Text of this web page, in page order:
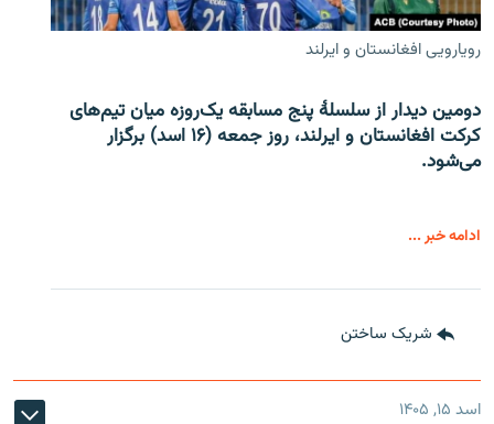
رویارویی افغانستان و ایرلند
دومین دیدار از سلسلۀ پنج مسابقه یک‌روزه میان تیم‌های
کرکت افغانستان و ایرلند، روز جمعه (۱۶ اسد) برگزار
می‌شود.
ادامه خبر ...
شریک ساختن
اسد ۱۵, ۱۴۰۵